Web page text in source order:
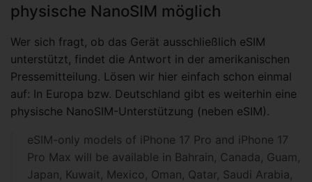
physische NanoSIM möglich
Wer sich fragt, ob das Gerät ausschließlich eSIM
unterstützt, findet die Antwort in der amerikanischen
Pressemitteilung. Lösen wir hier einfach schon einmal
auf: In Europa bzw. Deutschland gibt es weiterhin eine
physische NanoSIM-Unterstützung (neben eSIM).
eSIM-only models of iPhone 17 Pro and iPhone 17
Pro Max will be available in Bahrain, Canada, Guam,
Japan, Kuwait, Mexico, Oman, Qatar, Saudi Arabia,